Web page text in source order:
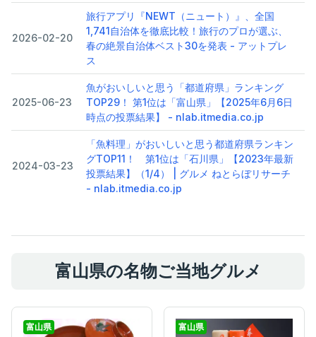
2026-02-20
旅行アプリ『NEWT（ニュート）』、全国
1,741自治体を徹底比較！旅行のプロが選ぶ、
春の絶景自治体ベスト30を発表 - アットプレ
ス
2025-06-23
魚がおいしいと思う「都道府県」ランキング
TOP29！ 第1位は「富山県」【2025年6月6日
時点の投票結果】 - nlab.itmedia.co.jp
2024-03-23
「魚料理」がおいしいと思う都道府県ランキン
グTOP11！ 第1位は「石川県」【2023年最新
投票結果】（1/4） | グルメ ねとらぼリサーチ
- nlab.itmedia.co.jp
富山県の名物ご当地グルメ
富山県 富山県